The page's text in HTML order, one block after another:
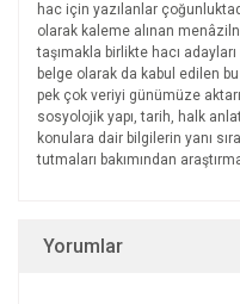
hac için yazılanlar
olarak kaleme alınan
taşımakla birlikte hacı
belge olarak da kabul edilen
pek çok veriyi günümüze
sosyolojik yapı, tarih, halk
konulara dair bilgilerin yanı
tutmaları bakımından
Yorumlar